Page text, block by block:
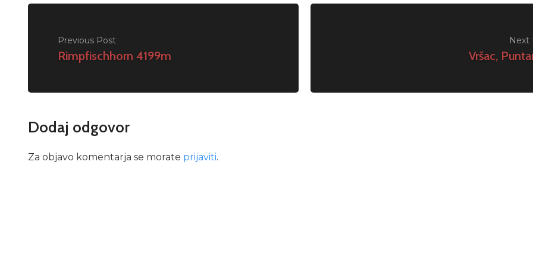
Previous Post
Rimpfischhorn 4199m
Next
Vršac,
Dodaj odgovor
Za objavo komentarja se morate prijaviti.